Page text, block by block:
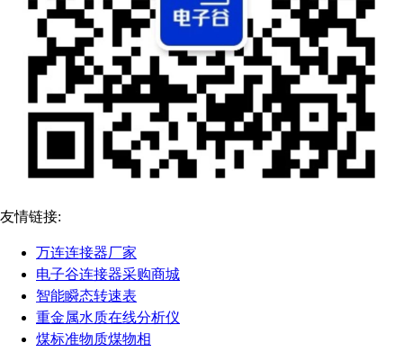
友情链接:
万连连接器厂家
电子谷连接器采购商城
智能瞬态转速表
重金属水质在线分析仪
煤标准物质煤物相